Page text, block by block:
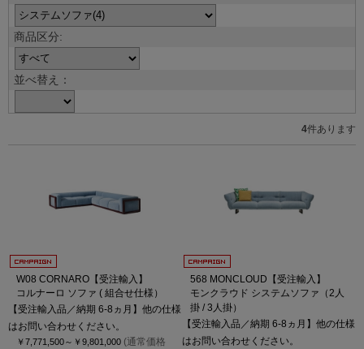
並べ替え：
4件あります
W08 CORNARO【受注輸入】
コルナーロ ソファ ( 組合せ仕様）
【受注輸入品／納期 6-8ヵ月】他の仕様
はお問い合わせください。
￥7,771,500～ ￥9,801,000 (通常価格
568 MONCLOUD【受注輸入】
モンクラウド システムソファ（2人
掛 / 3人掛）
【受注輸入品／納期 6-8ヵ月】他の仕様
はお問い合わせください。